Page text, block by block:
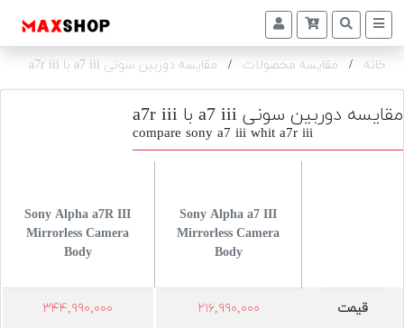
دوربین
و
لنز
خرید
اقساطی
خانه / مقایسه محصولات / مقایسه دوربین سونی a7 iii با a7r iii
مقایسه دوربین سونی a7 iii با a7r iii
compare sony a7 iii whit a7r iii
Sony Alpha a7 III
Mirrorless Camera
Body
Sony Alpha a7R III
Mirrorless Camera
Body
قیمت ۲۱۶,۹۹۰,۰۰۰ ۳۴۴,۹۹۰,۰۰۰